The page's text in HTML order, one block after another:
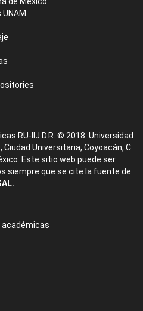
RU-IIJ D.R. © 2018. Universidad
Universitaria, Coyoacán, C.
Este sitio web puede ser
siempre que se cite la fuente de